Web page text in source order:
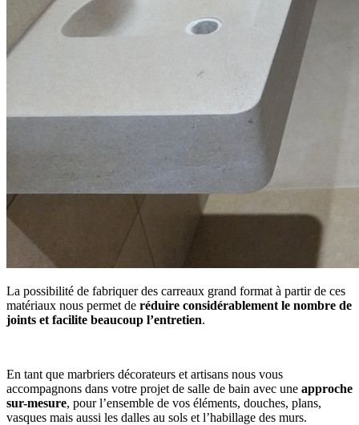
La possibilité de fabriquer des carreaux grand format à partir de ces
matériaux nous permet de réduire considérablement le nombre de
joints et facilite beaucoup l’entretien.
En tant que marbriers décorateurs et artisans nous vous
accompagnons dans votre projet de salle de bain avec une approche
sur-mesure, pour l’ensemble de vos éléments, douches, plans,
vasques mais aussi les dalles au sols et l’habillage des murs.